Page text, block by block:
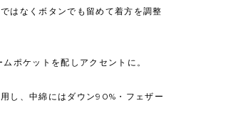
はなくボタンでも留めて着⽅を調整
ポケットを配しアクセントに。
し、中綿にはダウン90%・フェザー